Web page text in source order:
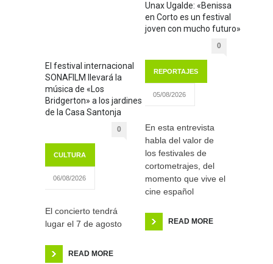
El festival internacional
SONAFILM llevará la
música de «Los
Bridgerton» a los jardines
de la Casa Santonja
0
CULTURA
06/08/2026
El concierto tendrá
lugar el 7 de agosto
READ MORE
Unax Ugalde: «Benissa
en Corto es un festival
joven con mucho futuro»
0
REPORTAJES
05/08/2026
En esta entrevista
habla del valor de
los festivales de
cortometrajes, del
momento que vive el
cine español
READ MORE